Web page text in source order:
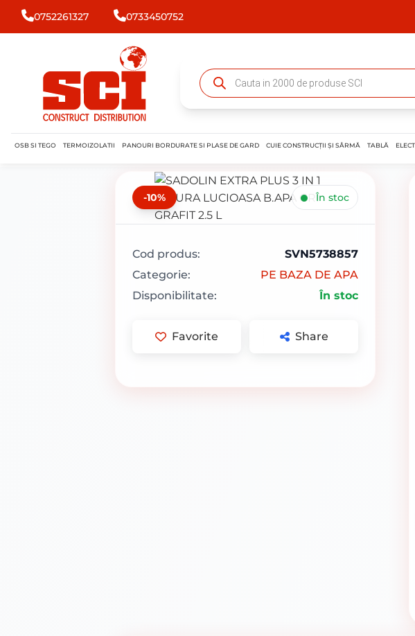
0752261327 0733450752
OSB SI TEGO TERMOIZOLATII PANOURI BORDURATE SI PLASE DE GARD CUIE CONSTRUCȚII ȘI SÂRMĂ TABLĂ
-10% În stoc
Cod produs:
SVN5738857
Categorie:
PE BAZA DE APA
Disponibilitate:
În stoc
Favorite Share